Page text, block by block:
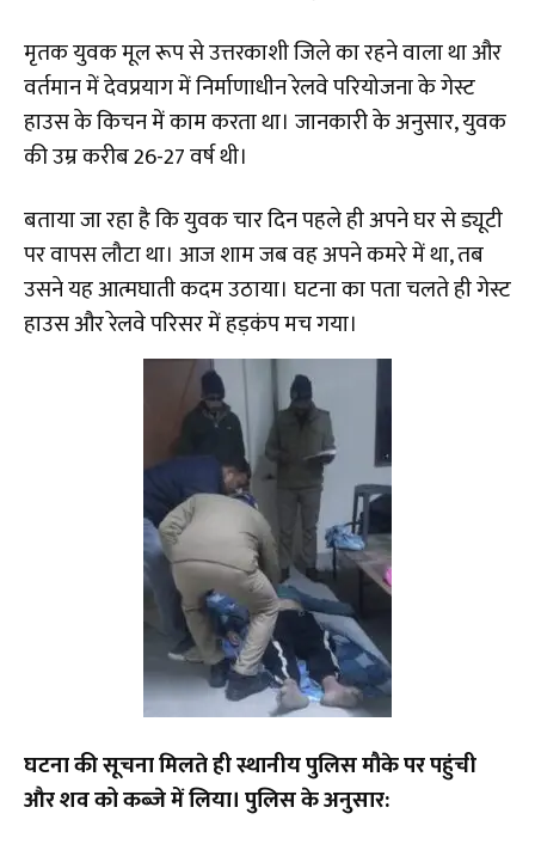
​मृतक युवक मूल रूप से उत्तरकाशी जिले का रहने वाला था और
वर्तमान में देवप्रयाग में निर्माणाधीन रेलवे परियोजना के गेस्ट
हाउस के किचन में काम करता था। जानकारी के अनुसार, युवक
की उम्र करीब 26-27 वर्ष थी।
बताया जा रहा है कि युवक चार दिन पहले ही अपने घर से ड्यूटी
पर वापस लौटा था। आज शाम जब वह अपने कमरे में था, तब
उसने यह आत्मघाती कदम उठाया। घटना का पता चलते ही गेस्ट
हाउस और रेलवे परिसर में हड़कंप मच गया।
घटना की सूचना मिलते ही स्थानीय पुलिस मौके पर पहुंची
और शव को कब्जे में लिया। पुलिस के अनुसार: